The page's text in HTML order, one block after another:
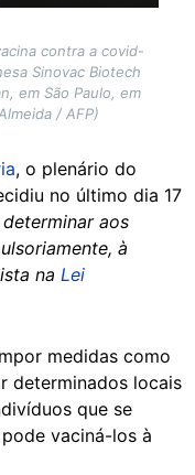
contra a covid-
Sinovac Biotech
em São Paulo, em
/ AFP)
, o plenário do
no último dia 17
aos
à
na Lei
medidas como
determinados locais
que se
vaciná-los à